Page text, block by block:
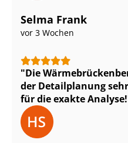
Selma Frank
vor 3 Wochen
Die
der Detailplanung
für die exakte Analyse!